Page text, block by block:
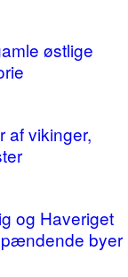
østlige
af vikinger,
og Haveriget
byer